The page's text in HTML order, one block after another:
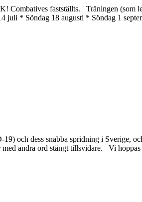
Combatives fastställts. Träningen (som
juli * Söndag 18 augusti * Söndag 1
och dess snabba spridning i Sverige,
andra ord stängt tillsvidare. Vi